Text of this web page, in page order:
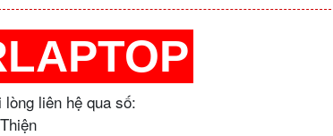
liên hệ qua số: